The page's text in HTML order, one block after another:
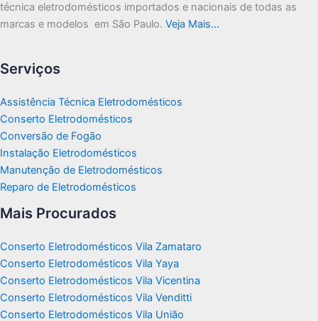
técnica eletrodomésticos importados e nacionais de todas as
marcas e modelos em São Paulo. Veja Mais…
Serviços
Assistência Técnica Eletrodomésticos
Conserto Eletrodomésticos
Conversão de Fogão
Instalação Eletrodomésticos
Manutenção de Eletrodomésticos
Reparo de Eletrodomésticos
Mais Procurados
Conserto Eletrodomésticos Vila Zamataro
Conserto Eletrodomésticos Vila Yaya
Conserto Eletrodomésticos Vila Vicentina
Conserto Eletrodomésticos Vila Venditti
Conserto Eletrodomésticos Vila União